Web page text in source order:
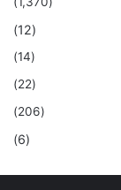
(12)
(14)
(22)
(206)
(6)